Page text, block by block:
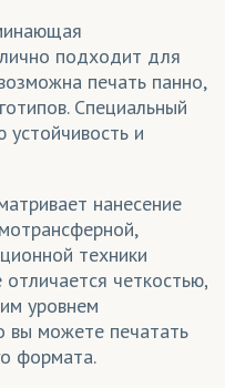
подходит для
печать панно,
Специальный
устойчивость и
нанесение
техники
четкостью,
уровнем
вы можете печатать
формата.